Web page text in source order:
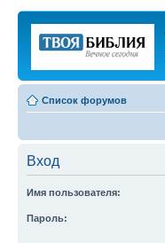
Список форумов
Вход
Имя пользователя:
Пароль: